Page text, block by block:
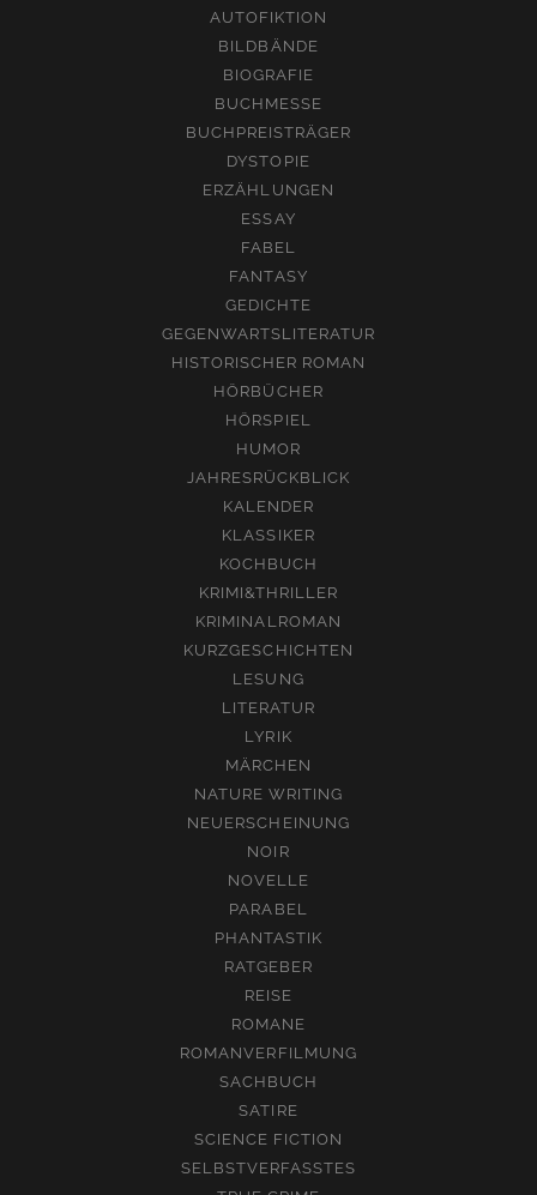
AUTOFIKTION
BILDBÄNDE
BIOGRAFIE
BUCHMESSE
BUCHPREISTRÄGER
DYSTOPIE
ERZÄHLUNGEN
ESSAY
FABEL
FANTASY
GEDICHTE
GEGENWARTSLITERATUR
HISTORISCHER ROMAN
HÖRBÜCHER
HÖRSPIEL
HUMOR
JAHRESRÜCKBLICK
KALENDER
KLASSIKER
KOCHBUCH
KRIMI&THRILLER
KRIMINALROMAN
KURZGESCHICHTEN
LESUNG
LITERATUR
LYRIK
MÄRCHEN
NATURE WRITING
NEUERSCHEINUNG
NOIR
NOVELLE
PARABEL
PHANTASTIK
RATGEBER
REISE
ROMANE
ROMANVERFILMUNG
SACHBUCH
SATIRE
SCIENCE FICTION
SELBSTVERFASSTES